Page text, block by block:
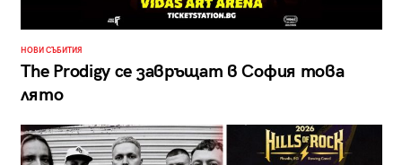
НОВИ СЪБИТИЯ
The Prodigy се завръщат в София това
лято